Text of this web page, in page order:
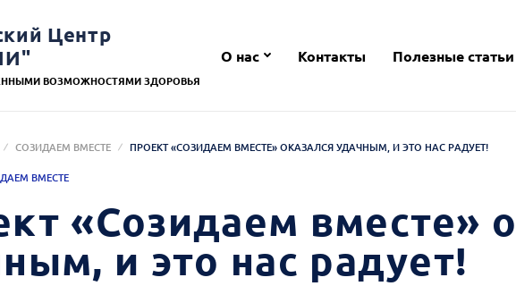
Центр
ВОЗМОЖНОСТЯМИ ЗДОРОВЬЯ
О нас Контакты Полезные статьи
СОЗИДАЕМ ВМЕСТЕ
ПРОЕКТ «СОЗИДАЕМ ВМЕСТЕ» ОКАЗАЛСЯ УДАЧНЫМ, И ЭТО НАС РАДУЕТ!
ВМЕСТЕ
«Созидаем вместе»
и это нас радует!